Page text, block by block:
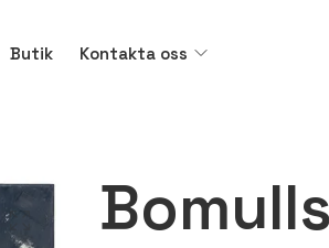
Butik Kontakta oss